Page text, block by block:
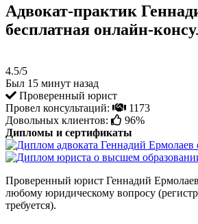
Адвокат-практик
бесплатная онлайн-
4.5/5
Был 15 минут назад
Проверенный юрист
Провел консультаций:
1173
Довольных клиентов:
96%
Дипломы и сертификаты
Проверенный юрист Геннадий
любому юридическому вопросу
требуется).